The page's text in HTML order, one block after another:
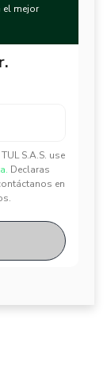
el mejor
S.A.S. use
Declaras
en
✕
✕